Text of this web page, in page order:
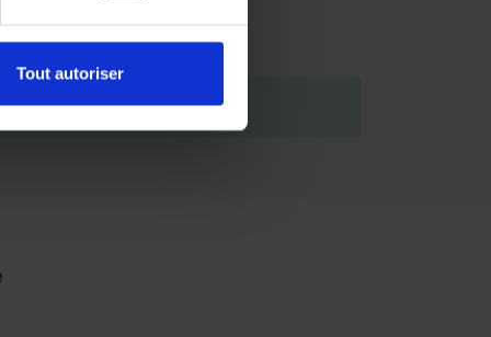
Tout autoriser
vous engager.